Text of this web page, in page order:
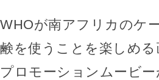
WHOが南アフリカのケ
鹸を使うことを楽しめ
プロモーションムービ